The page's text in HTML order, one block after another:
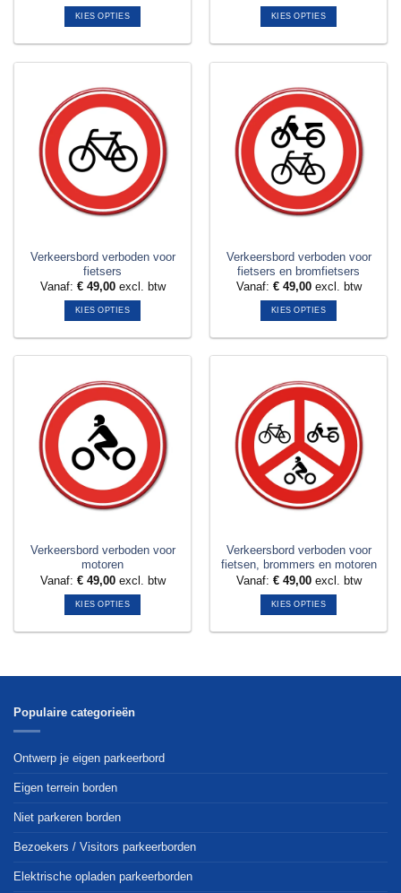
KIES OPTIES
meerdere
variaties.
optie
kan
gekozen
worden
op
productpagina
KIES OPTIES
meerdere
variaties.
Deze
optie
kan
gekozen
worden
op
productpagina
Verkeersbord verboden voor
fietsers
Vanaf: €49,00excl. btw
KIES OPTIES
meerdere
variaties.
Deze
optie
kan
gekozen
worden
op
productpagina
Verkeersbord verboden voor
fietsers en bromfietsers
Vanaf: €49,00excl. btw
KIES OPTIES
meerdere
variaties.
optie
kan
gekozen
worden
op
productpagina
Verkeersbord verboden voor
motoren
Vanaf: €49,00excl. btw
KIES OPTIES
meerdere
Deze
gekozen
worden
de
Verkeersbord verboden voor
fietsen, brommers en motoren
Vanaf: €49,00excl. btw
KIES OPTIES
meerdere
Populaire categorieën
Ontwerp je eigen parkeerbord
Eigen terrein borden
Niet parkeren borden
Bezoekers / Visitors parkeerborden
Elektrische opladen parkeerborden